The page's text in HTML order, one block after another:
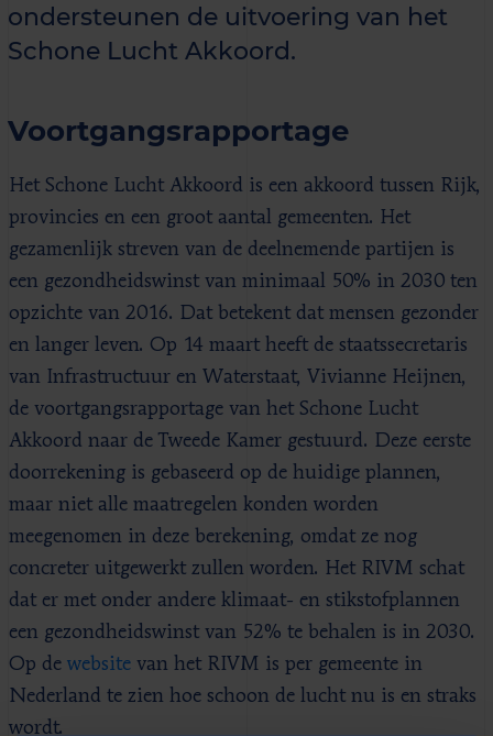
ondersteunen de uitvoering van het
Schone Lucht Akkoord.
Voortgangsrapportage
Het Schone Lucht Akkoord is een akkoord tussen Rijk,
provincies en een groot aantal gemeenten. Het
gezamenlijk streven van de deelnemende partijen is
een gezondheidswinst van minimaal 50% in 2030 ten
opzichte van 2016. Dat betekent dat mensen gezonder
en langer leven. Op 14 maart heeft de staatssecretaris
van Infrastructuur en Waterstaat, Vivianne Heijnen,
de voortgangsrapportage van het Schone Lucht
Akkoord naar de Tweede Kamer gestuurd. Deze eerste
doorrekening is gebaseerd op de huidige plannen,
maar niet alle maatregelen konden worden
meegenomen in deze berekening, omdat ze nog
concreter uitgewerkt zullen worden. Het RIVM schat
dat er met onder andere klimaat- en stikstofplannen
een gezondheidswinst van 52% te behalen is in 2030.
Op de website van het RIVM is per gemeente in
Nederland te zien hoe schoon de lucht nu is en straks
wordt.